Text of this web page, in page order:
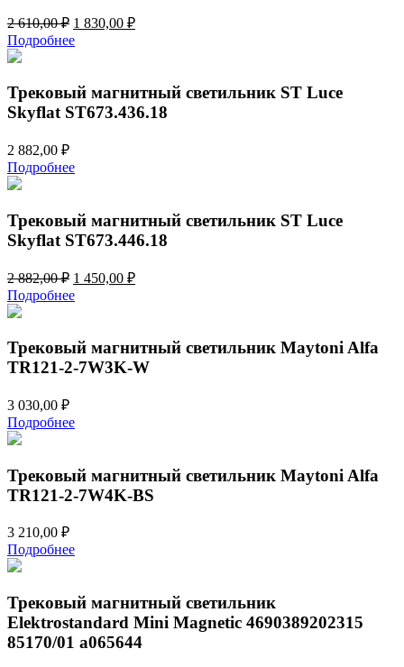
2 610,00₽ Первоначальная
цена
составляла
610,00 ₽.
1 830,00 ₽Текущая
Подробнее
Трековый магнитный светильник ST Luce
Skyflat ST673.436.18
2 882,00 ₽
Подробнее
Трековый магнитный светильник ST Luce
Skyflat ST673.446.18
2 882,00₽ Первоначальная
цена
составляла
882,00 ₽.
1 450,00 ₽Текущая
Подробнее
Трековый магнитный светильник Maytoni Alfa
TR121-2-7W3K-W
3 030,00 ₽
Подробнее
Трековый магнитный светильник Maytoni Alfa
TR121-2-7W4K-BS
3 210,00 ₽
Подробнее
Трековый магнитный светильник
Elektrostandard Mini Magnetic 4690389202315
85170/01 a065644